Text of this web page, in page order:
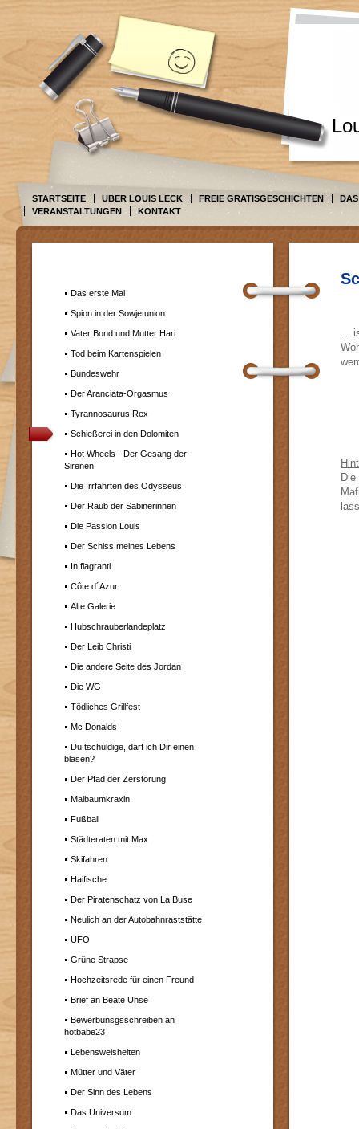
STARTSEITE ÜBER LOUIS LECK FREIE GRATISGESCHICHTEN
VERANSTALTUNGEN
KONTAKT
...
Das erste Mal
Spion in der Sowjetunion
Vater Bond und Mutter Hari
Tod beim Kartenspielen
Bundeswehr
Der Aranciata-Orgasmus
Tyrannosaurus Rex
Schießerei in den Dolomiten
Hot Wheels - Der Gesang der
Sirenen
Die Irrfahrten des Odysseus
Der Raub der Sabinerinnen
Die Passion Louis
Der Schiss meines Lebens
In flagranti
Côte d´Azur
Alte Galerie
Hubschrauberlandeplatz
Der Leib Christi
Die andere Seite des Jordan
Die WG
Tödliches Grillfest
Mc Donalds
Du tschuldige, darf ich Dir einen
blasen?
Der Pfad der Zerstörung
Maibaumkraxln
Fußball
Städteraten mit Max
Skifahren
Haifische
Der Piratenschatz von La Buse
Neulich an der Autobahnraststätte
UFO
Grüne Strapse
Hochzeitsrede für einen Freund
Brief an Beate Uhse
Bewerbunsgsschreiben an
hotbabe23
Lebensweisheiten
Mütter und Väter
Der Sinn des Lebens
Das Universum